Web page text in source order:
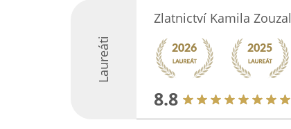
Laureáti
Zlatnictví Kamila
8.8